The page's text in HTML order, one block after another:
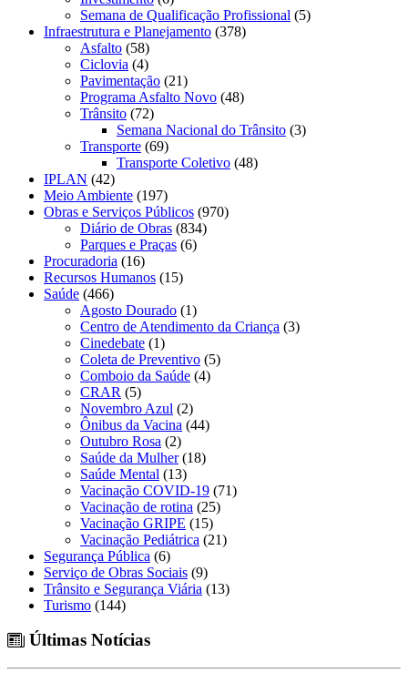
Semana de Qualificação Profissional (5)
Infraestrutura e Planejamento (378)
Asfalto (58)
Ciclovia (4)
Pavimentação (21)
Programa Asfalto Novo (48)
Trânsito (72)
Semana Nacional do Trânsito (3)
Transporte (69)
Transporte Coletivo (48)
IPLAN (42)
Meio Ambiente (197)
Obras e Serviços Públicos (970)
Diário de Obras (834)
Parques e Praças (6)
Procuradoria (16)
Recursos Humanos (15)
Saúde (466)
Agosto Dourado (1)
Centro de Atendimento da Criança (3)
Cinedebate (1)
Coleta de Preventivo (5)
Comboio da Saúde (4)
CRAR (5)
Novembro Azul (2)
Ônibus da Vacina (44)
Outubro Rosa (2)
Saúde da Mulher(18)
Saúde Mental (13)
Vacinação COVID-19 (71)
Vacinação de rotina (25)
Vacinação GRIPE (15)
Vacinação Pediátrica (21)
Segurança Pública (6)
Serviço de Obras Sociais (9)
Trânsito e Segurança Viária (13)
Turismo (144)
Últimas Notícias